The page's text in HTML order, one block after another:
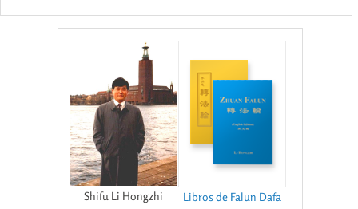
Shifu Li Hongzhi Libros de Falun Dafa